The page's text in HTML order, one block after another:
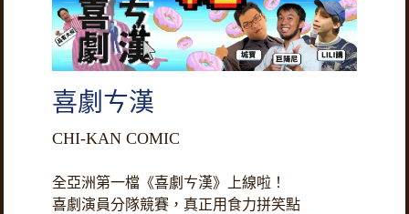
喜劇ㄘ漢
CHI-KAN COMIC
全亞洲第一檔《喜劇ㄘ漢》上線啦！
喜劇演員分隊競賽，真正用食力拼笑點